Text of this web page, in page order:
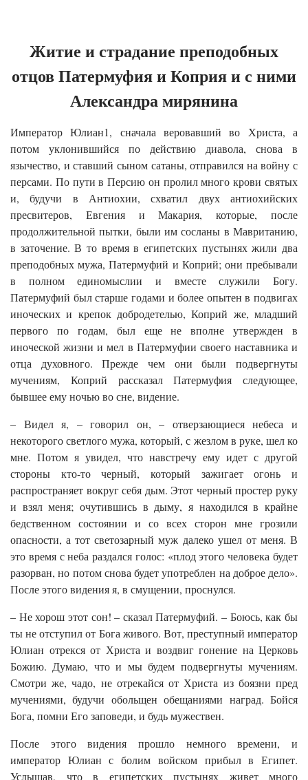
Житие и страдание преподобных
отцов Патермуфия и Коприя и с ними
Александра мирянина
Император Юлиан1, сначала веровавший во Христа, а
потом уклонившийся по действию диавола, снова в
язычество, и ставший сыном сатаны, отправился на войну с
персами. По пути в Персию он пролил много крови святых
и, будучи в Антиохии, схватил двух антиохийских
пресвитеров, Евгения и Макария, которые, после
продолжительной пытки, были им сосланы в Мавританию,
в заточение. В то время в египетских пустынях жили два
преподобных мужа, Патермуфий и Коприй; они пребывали
в полном единомыслии и вместе служили Богу.
Патермуфий был старше годами и более опытен в подвигах
иноческих и крепок добродетелью, Коприй же, младший
первого по годам, был еще не вполне утвержден в
иноческой жизни и мел в Патермуфии своего наставника и
отца духовного. Прежде чем они были подвергнуты
мучениям, Коприй рассказал Патермуфия следующее,
бывшее ему ночью во сне, видение.
– Видел я, – говорил он, – отверзающиеся небеса и
некоторого светлого мужа, который, с жезлом в руке, шел ко
мне. Потом я увидел, что навстречу ему идет с другой
стороны кто-то черный, который зажигает огонь и
распространяет вокруг себя дым. Этот черный простер руку
и взял меня; очутившись в дыму, я находился в крайне
бедственном состоянии и со всех сторон мне грозили
опасности, а тот светозарный муж далеко ушел от меня. В
это время с неба раздался голос: «плод этого человека будет
разорван, но потом снова будет употреблен на доброе дело».
После этого видения я, в смущении, проснулся.
– Не хорош этот сон! – сказал Патермуфий. – Боюсь, как бы
ты не отступил от Бога живого. Вот, преступный император
Юлиан отрекся от Христа и воздвиг гонение на Церковь
Божию. Думаю, что и мы будем подвергнуты мучениям.
Смотри же, чадо, не отрекайся от Христа из боязни пред
мучениями, будучи обольщен обещаниями наград. Бойся
Бога, помни Его заповеди, и будь мужествен.
После этого видения прошло немного времени, и
император Юлиан с болим войском прибыл в Египет.
Услышав, что в египетских пустынях живет много